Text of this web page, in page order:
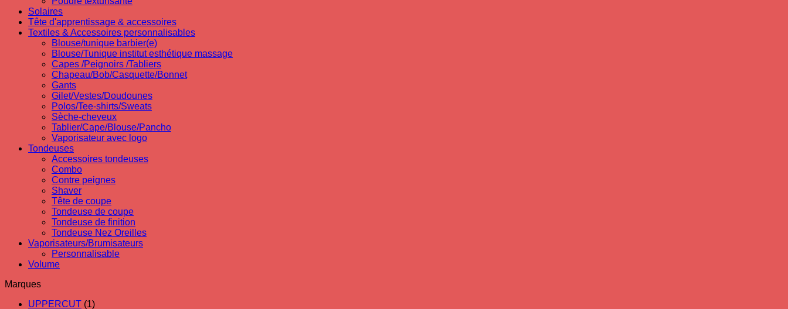
Solaires
Tête d'apprentissage & accessoires
Textiles & Accessoires personnalisables
Blouse/tunique barbier(e)
Blouse/Tunique institut esthétique massage
Capes /Peignoirs /Tabliers
Chapeau/Bob/Casquette/Bonnet
Gants
Gilet/Vestes/Doudounes
Polos/Tee-shirts/Sweats
Sèche-cheveux
Tablier/Cape/Blouse/Pancho
Vaporisateur avec logo
Tondeuses
Accessoires tondeuses
Combo
Contre peignes
Shaver
Tête de coupe
Tondeuse de coupe
Tondeuse de finition
Tondeuse Nez Oreilles
Vaporisateurs/Brumisateurs
Personnalisable
Volume
Marques
UPPERCUT (1)